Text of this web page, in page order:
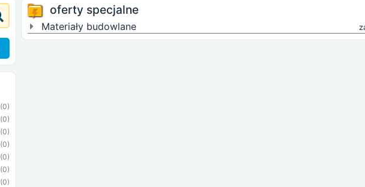
(0)
(0)
(0)
(0)
(0)
(0)
(0)
oferty specjalne
Materiały budowlane